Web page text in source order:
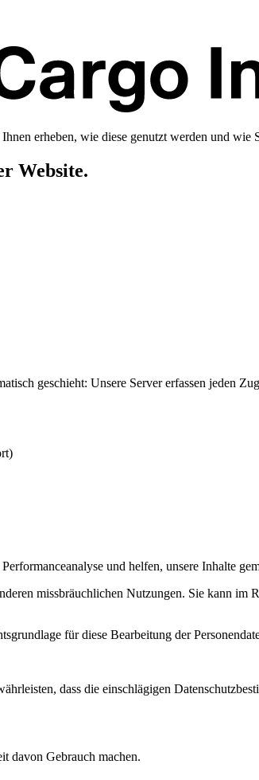
erheben, wie diese genutzt werden und wie
Website.
geschieht: Unsere Server erfassen jeden
und helfen, unsere Inhalte
missbräuchlichen Nutzungen. Sie kann im
für diese Bearbeitung der
dass die einschlägigen
davon Gebrauch machen.